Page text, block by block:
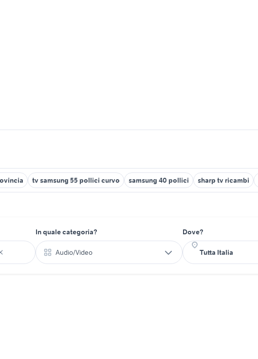
tv samsung 55 pollici curvo samsung 40 pollici sharp tv ricambi
In quale categoria?
Audio/Video
Dove?